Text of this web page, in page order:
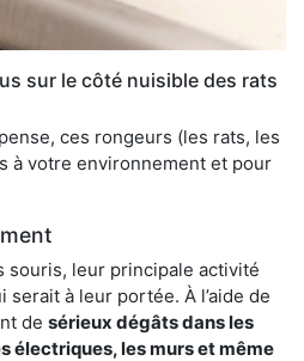
sur le côté nuisible des rats
ces rongeurs (les rats, les
à votre environnement et pour
souris, leur principale activité
serait à leur portée. À l’aide de
de sérieux dégâts dans les
électriques, les murs et même